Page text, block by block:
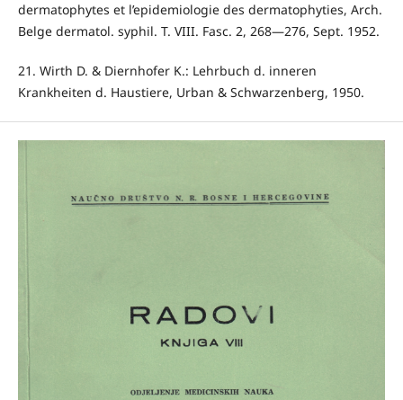
dermatophytes et l’epidemiologie des dermatophyties, Arch.
Belge dermatol. syphil. T. VIII. Fasc. 2, 268—276, Sept. 1952.
21. Wirth D. & Diernhofer K.: Lehrbuch d. inneren
Krankheiten d. Haustiere, Urban & Schwarzenberg, 1950.